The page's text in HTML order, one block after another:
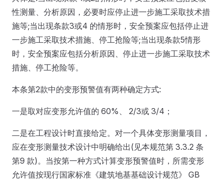
性测量、分析原因，必要时应停止进一步施工采取技术措
施等;当出现条款3或4 的情形时，安全预案应包括停止进
一步施工采取技术措施、停工抢险等;当出现条款5情形
时，安全预案应包括分析原因、停止进一步施工采取技术
措施、停工抢险等。
本条第2款中的变形预警值有两种确定方式:
一是取对应变形允许值的 60%、 2/3或 3/4；
二是在工程设计时直接给定。对一个具体变形测量项目，
应在变形测量技术设计中明确给出(见本规范第 3.3.2 条
第9 款)。当按第一种方式计算变形预警值时，所需变形
允许值按现行国家标准《建筑地基基础设计规范》 GB